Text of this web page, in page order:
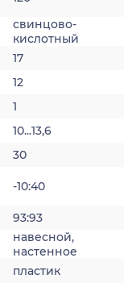
свинцово-
кислотный
17
12
1
10...13,6
30
-10:40
93:93
навесной,
настенное
пластик